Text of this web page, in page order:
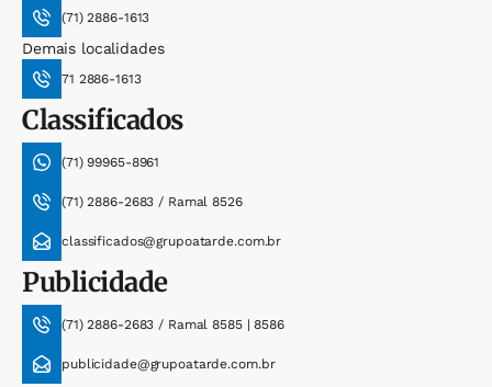
(71) 2886-1613
Demais localidades
71 2886-1613
Classificados
(71) 99965-8961
(71) 2886-2683 / Ramal 8526
classificados@grupoatarde.com.br
Publicidade
(71) 2886-2683 / Ramal 8585 | 8586
publicidade@grupoatarde.com.br